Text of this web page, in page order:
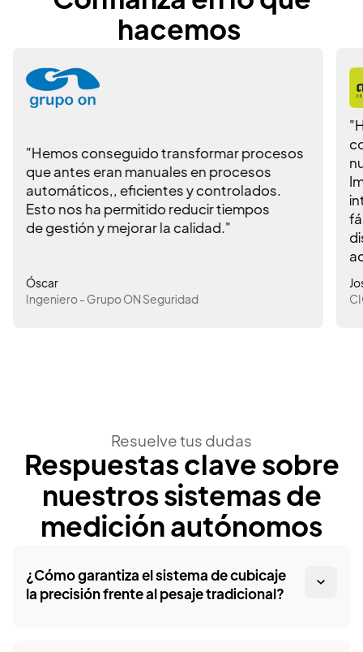
hacemos
"Hemos conseguido transformar procesos
que antes eran manuales en procesos
automáticos,, eficientes y controlados.
Esto nos ha permitido reducir tiempos
de gestión y mejorar la calidad."
Óscar
Ingeniero - Grupo ON Seguridad
Resuelve tus dudas
Respuestas clave sobre
nuestros sistemas de
medición autónomos
¿Cómo garantiza el sistema de cubicaje
la precisión frente al pesaje tradicional?